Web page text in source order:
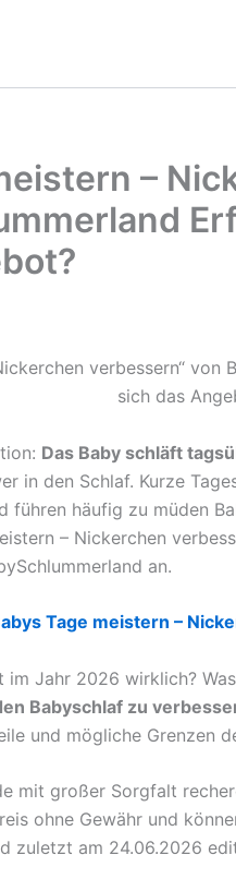
–
Das Baby schläft
in den Schlaf. Kurze
führen häufig zu müden
– Nickerchen
an.
Tage meistern –
Jahr 2026 wirklich?
Babyschlaf zu
und mögliche Grenzen
mit großer Sorgfalt
ohne Gewähr und
zuletzt am 24.06.2026